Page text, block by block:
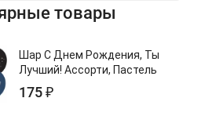
товары
Шар С Днем Рождения, Ты
Лучший! Ассорти, Пастель
175 ₽